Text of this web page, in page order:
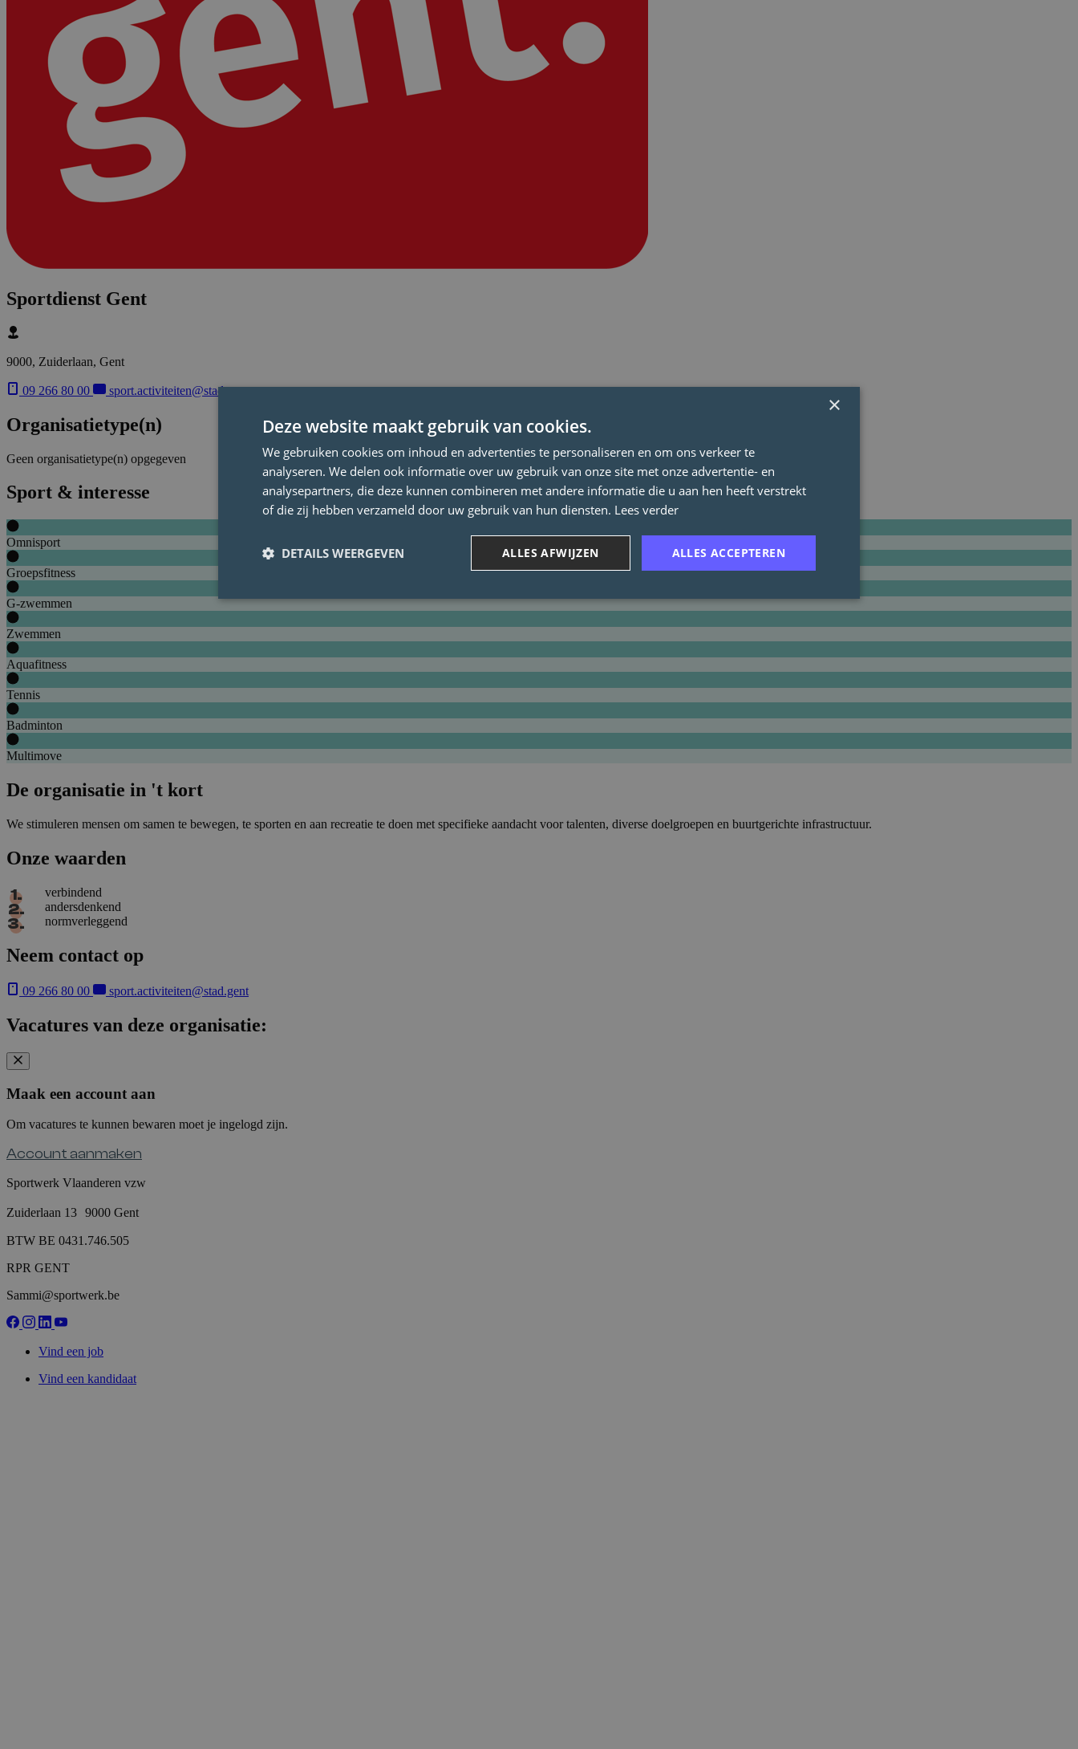
Sportdienst Gent
9000, Zuiderlaan, Gent
09 266 80 00 sport.activiteiten@stad.gent
Organisatietype(n)
Geen organisatietype(n) opgegeven
Sport & interesse
Omnisport
Groepsfitness
G-zwemmen
Zwemmen
Aquafitness
Tennis
Badminton
Multimove
De organisatie in 't kort
We stimuleren mensen om samen te bewegen, te sporten en aan recreatie te doen met specifieke aandacht voor talenten, diverse doelgroepen en buurtgerichte infrastructuur.
Onze waarden
verbindend
andersdenkend
normverleggend
Neem contact op
09 266 80 00 sport.activiteiten@stad.gent
Vacatures van deze organisatie:
Maak een account aan
Om vacatures te kunnen bewaren moet je ingelogd zijn.
Account aanmaken
Sportwerk Vlaanderen vzw
Zuiderlaan 13 9000 Gent
BTW BE 0431.746.505
RPR GENT
Sammi@sportwerk.be
Vind een job
Vind een kandidaat
×
Deze website maakt gebruik van cookies.
We gebruiken cookies om inhoud en advertenties te personaliseren en om ons verkeer te
analyseren. We delen ook informatie over uw gebruik van onze site met onze advertentie- en
analysepartners, die deze kunnen combineren met andere informatie die u aan hen heeft verstrekt
of die zij hebben verzameld door uw gebruik van hun diensten. Lees verder
ALLES ACCEPTEREN
ALLES AFWIJZEN
DETAILS WEERGEVEN